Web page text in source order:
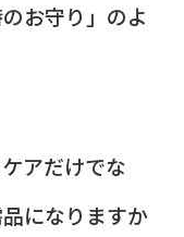
お守り」のよ
アだけでな
になりますか